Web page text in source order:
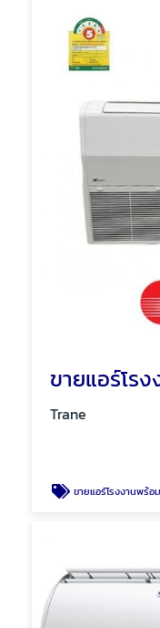
ขายแอร์โร
Trane
ขายแอร์โรงงานพร้